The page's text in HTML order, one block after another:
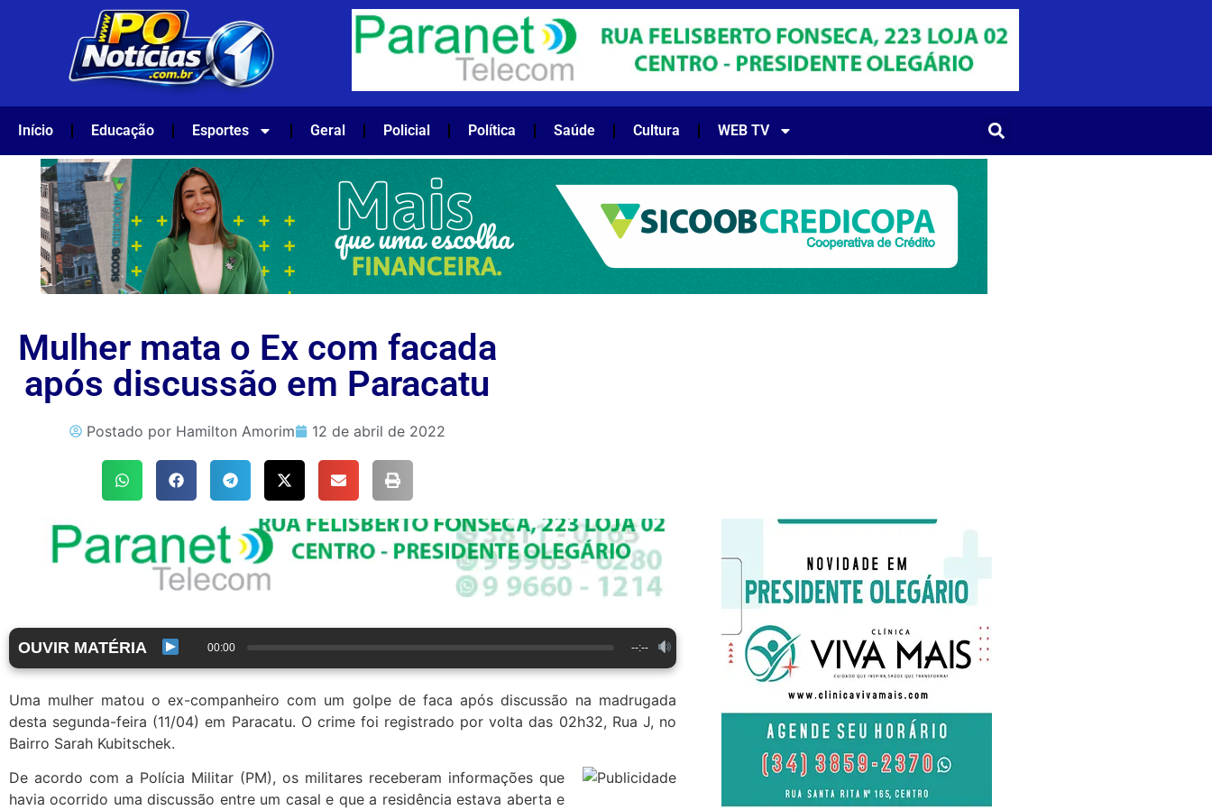
Início Educação Esportes Geral Policial Política Saúde Cultura WEB TV
Mulher mata o Ex com facada
após discussão em Paracatu
Postado por Hamilton Amorim 12 de abril de 2022
OUVIR MATÉRIA 00:00 --:--
Uma mulher matou o ex-companheiro com um golpe de faca após discussão na madrugada
desta segunda-feira (11/04) em Paracatu. O crime foi registrado por volta das 02h32, Rua J, no
Bairro Sarah Kubitschek.
De acordo com a Polícia Militar (PM), os militares receberam informações que
havia ocorrido uma discussão entre um casal e que a residência estava aberta e